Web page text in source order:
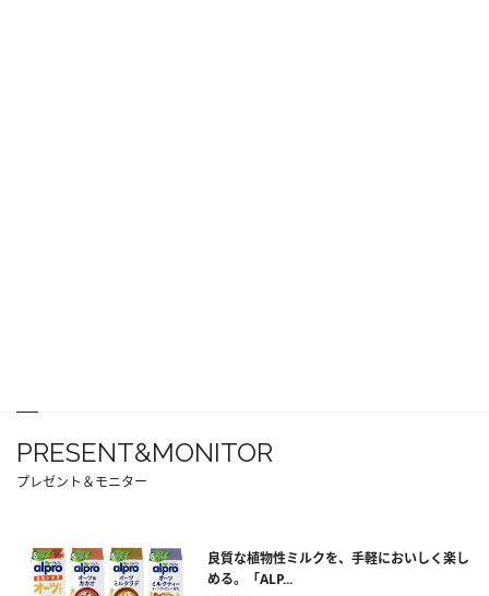
PRESENT&MONITOR
プレゼント＆モニター
良質な植物性ミルクを、手軽においしく楽し
める。「ALP...